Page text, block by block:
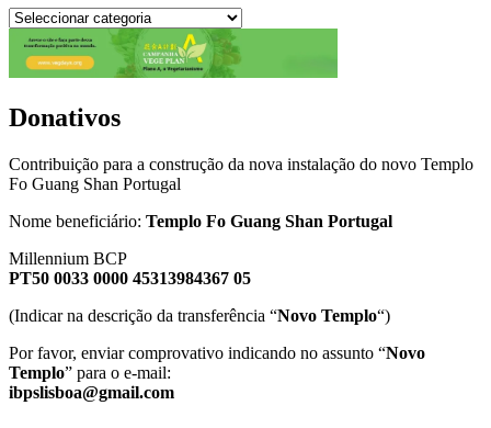
Donativos
Contribuição para a construção da nova instalação do novo Templo
Fo Guang Shan Portugal
Nome beneficiário: Templo Fo Guang Shan Portugal
Millennium BCP
PT50 0033 0000 45313984367 05
(Indicar na descrição da transferência “Novo Templo“)
Por favor, enviar comprovativo indicando no assunto “Novo
Templo” para o e-mail:
ibpslisboa@gmail.com